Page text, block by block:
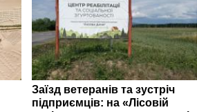
Заїзд ветеранів та зустріч
підприємців: на «Лісовій